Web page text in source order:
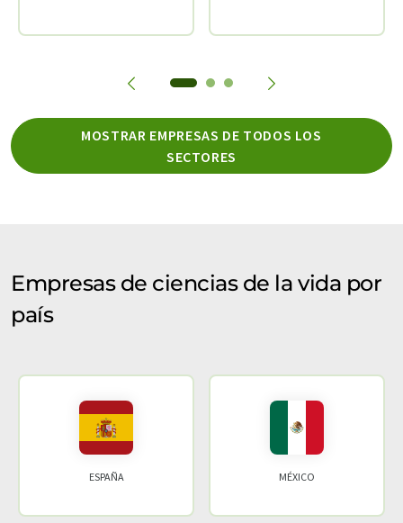
MOSTRAR EMPRESAS DE TODOS LOS
SECTORES
Empresas de ciencias de la vida por
país
ESPAÑA MÉXICO